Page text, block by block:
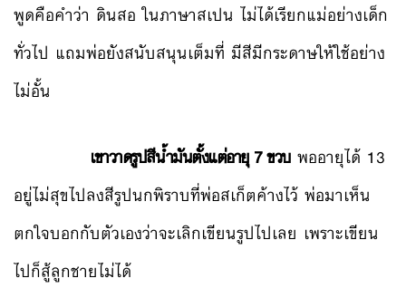
พูดคือคำว่า ดินสอ ในภาษาสเปน ไม่ได้เรียกแม่อย่างเด็ก
ทั่วไป แถมพ่อยังสนับสนุนเต็มที่ มีสีมีกระดาษให้ใช้อย่าง
ไม่อั้น
เขาวาดรูปสีน้ำมันตั้งแต่อายุ 7 ขวบพออายุได้ 13
อยู่ไม่สุขไปลงสีรูปนกพิราบที่พ่อสเก็ตค้างไว้ พ่อมาเห็น
ตกใจบอกกับตัวเองว่าจะเลิกเขียนรูปไปเลย เพราะเขียน
ไปก็สู้ลูกชายไม่ได้